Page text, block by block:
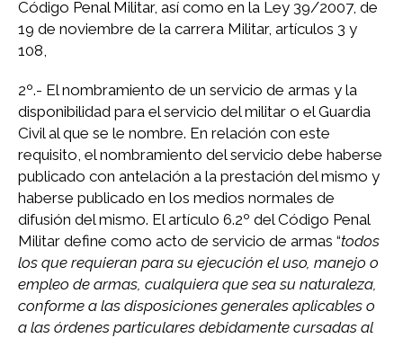
Código Penal Militar, así como en la Ley 39/2007, de
19 de noviembre de la carrera Militar, artículos 3 y
108,
2º.- El nombramiento de un servicio de armas y la
disponibilidad para el servicio del militar o el Guardia
Civil al que se le nombre. En relación con este
requisito, el nombramiento del servicio debe haberse
publicado con antelación a la prestación del mismo y
haberse publicado en los medios normales de
difusión del mismo. El artículo 6.2º del Código Penal
Militar define como acto de servicio de armas “todos
los que requieran para su ejecución el uso, manejo o
empleo de armas, cualquiera que sea su naturaleza,
conforme a las disposiciones generales aplicables o
a las órdenes particulares debidamente cursadas al